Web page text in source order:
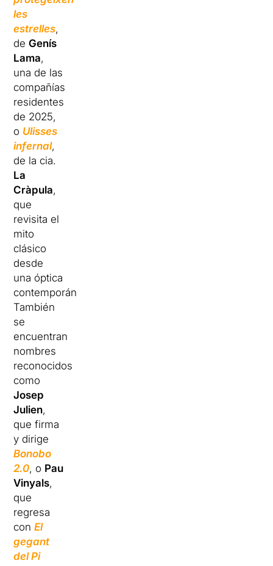
les
estrelles,
deGenís
Lama,
una de las
compañías
residentes
de 2025,
o Ulisses
infernal,
de la cia.
La
Cràpula,
que
revisita el
mito
clásico
desde
una óptica
contemporánea.
También
se
encuentran
nombres
reconocidos
como
Josep
Julien,
que firma
y dirige
Bonobo
2.0, o Pau
Vinyals,
que
regresa
conEl
gegant
del Pi